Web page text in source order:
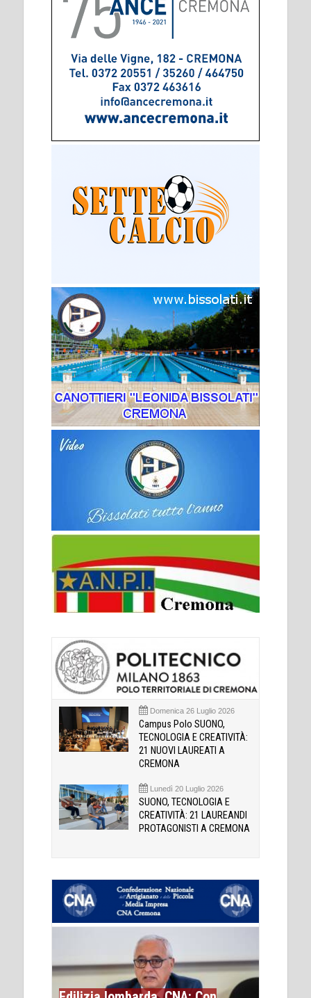
Domenica 26 Luglio 2026
Campus Polo SUONO,
TECNOLOGIA E CREATIVITÀ:
21 NUOVI LAUREATI A
CREMONA
Lunedì 20 Luglio 2026
SUONO, TECNOLOGIA E
CREATIVITÀ: 21 LAUREANDI
PROTAGONISTI A CREMONA